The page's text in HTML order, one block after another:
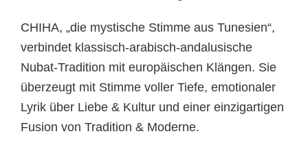
CHIHA, „die mystische Stimme aus Tunesien“,
verbindet klassisch-arabisch-andalusische
Nubat-Tradition mit europäischen Klängen. Sie
überzeugt mit Stimme voller Tiefe, emotionaler
Lyrik über Liebe & Kultur und einer einzigartigen
Fusion von Tradition & Moderne.